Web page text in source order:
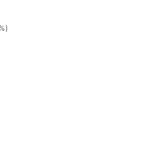
14,84 € (0%). Vorher 32,99 €.
)